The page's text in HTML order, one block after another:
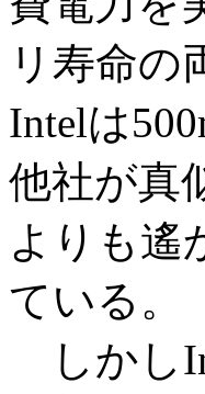
リ寿命の
Intelは
他社が真
よりも遙
ている。
しかし